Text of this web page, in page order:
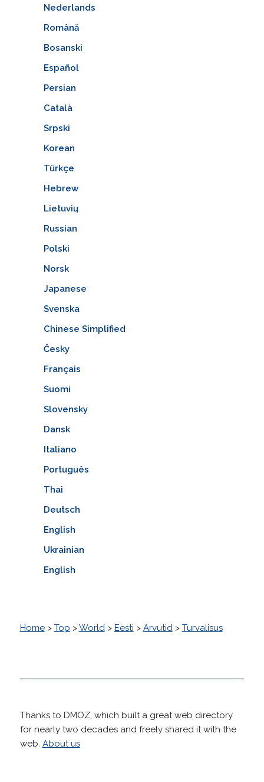
Nederlands
Română
Bosanski
Español
Persian
Català
Srpski
Korean
Türkçe
Hebrew
Lietuvių
Russian
Polski
Norsk
Japanese
Svenska
Chinese Simplified
Česky
Français
Suomi
Slovensky
Dansk
Italiano
Português
Thai
Deutsch
English
Ukrainian
English
Home> Top >World> Eesti > Arvutid> Turvalisus
Thanks to DMOZ, which built a great web directory
for nearly two decades and freely shared it with the
web. About us